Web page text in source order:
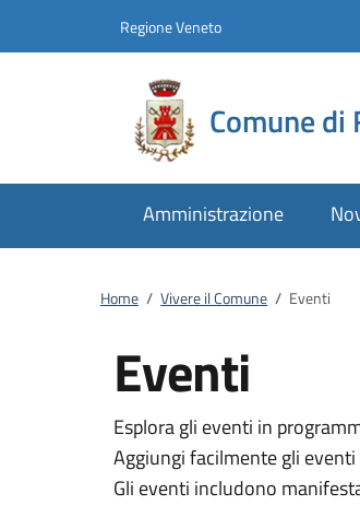
Regione Veneto
Comune di
Amministrazione
Home / Vivere il Comune / Eventi
Eventi
Esplora gli eventi in
Aggiungi facilmente gli
Gli eventi includono